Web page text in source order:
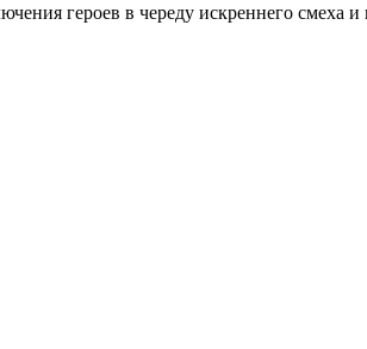
героев в череду искреннего смеха и